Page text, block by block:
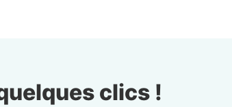
clics !